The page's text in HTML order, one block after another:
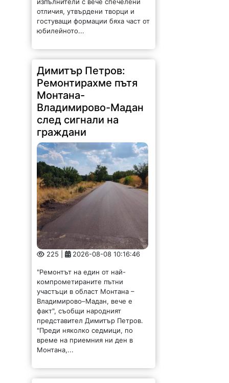
изпълнители с вече спечелени
отличия, утвърдени творци и
гостуващи формации бяха част от
юбилейното...
Димитър Петров:
Ремонтирахме пътя
Монтана-
Владимирово-Мадан
след сигнали на
граждани
225 | 2026-08-08 10:16:46
"Ремонтът на един от най-
компрометираните пътни
участъци в област Монтана –
Владимирово–Мадан, вече е
факт", съобщи народният
представител Димитър Петров.
"Преди няколко седмици, по
време на приемния ни ден в
Монтана,...